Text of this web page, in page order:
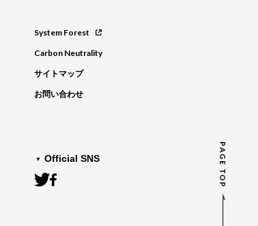
System Forest
Carbon Neutrality
サイトマップ
お問い合わせ
Official SNS